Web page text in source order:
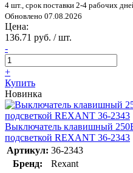
4 шт., срок поставки 2-4 рабочих
Обновлено 07.08.2026
Цена:
136.71 руб. / шт.
-
+
Купить
Новинка
Выключатель клавишный
подсветкой REXANT 36-2343
Артикул: 36-2343
Бренд:
Rexant